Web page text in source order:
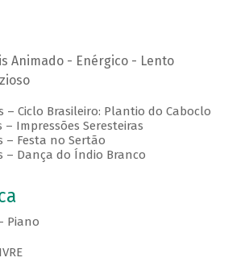
Animado - Enérgico - Lento
– Ciclo Brasileiro: Plantio do Caboclo
– Impressões Seresteiras
– Festa no Sertão
– Dança do Índio Branco
Piano